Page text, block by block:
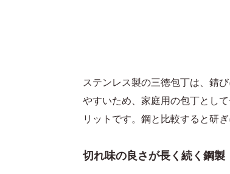
ステンレス製の三徳包丁は、錆
やすいため、家庭用の包丁とし
リットです。鋼と比較すると研
切れ味の良さが長く続く鋼製